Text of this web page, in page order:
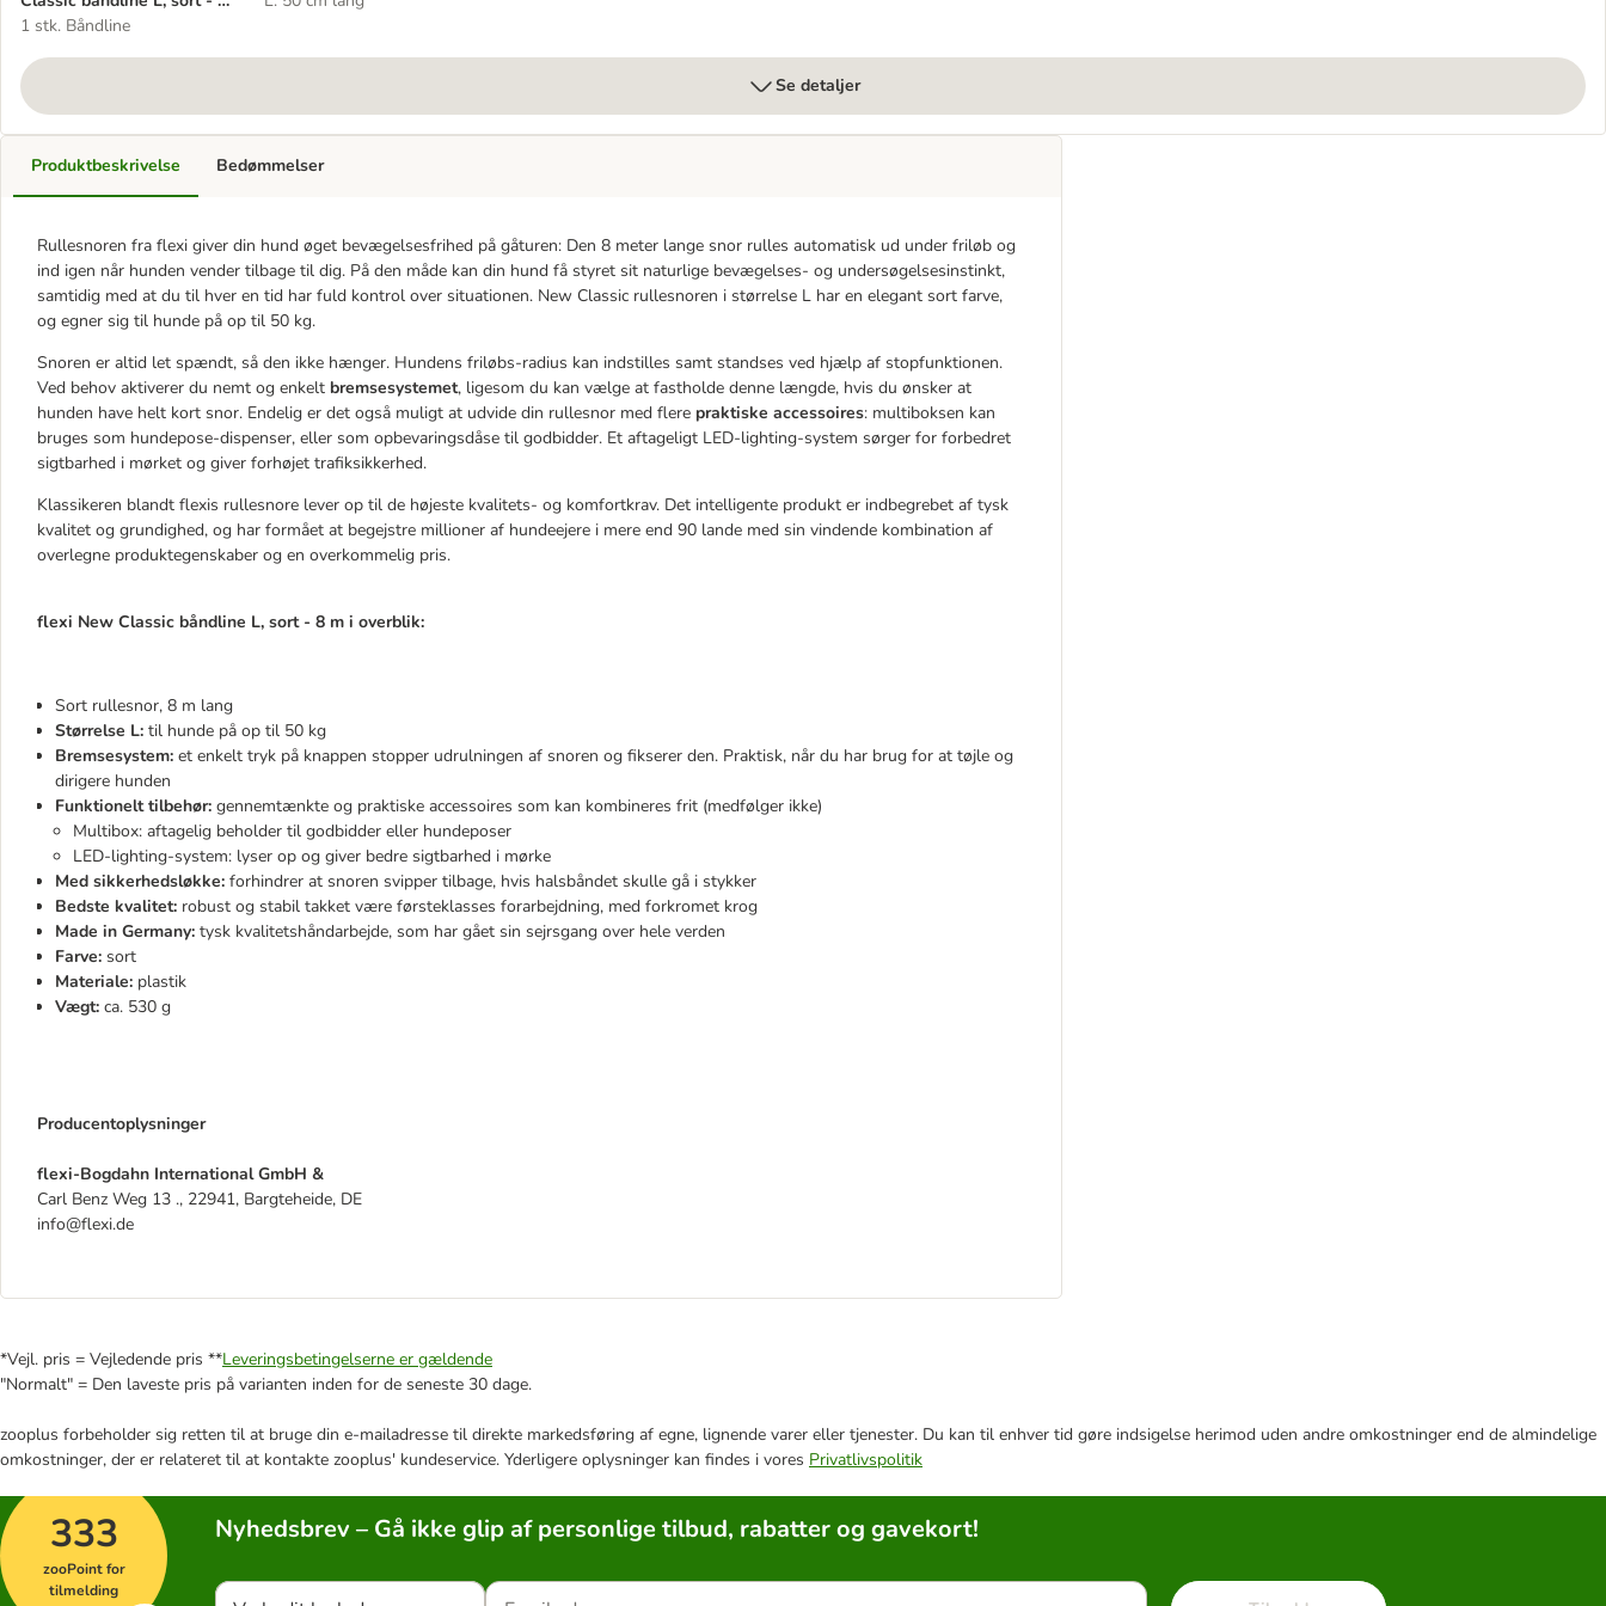
m
1 stk. Båndline
Se detaljer
Produktbeskrivelse
Rullesnoren fra flexi giver din hund øget bevægelsesfrihed på gåturen: Den 8 meter lange snor rulles automatisk ud under friløb og
ind igen når hunden vender tilbage til dig. På den måde kan din hund få styret sit naturlige bevægelses- og undersøgelsesinstinkt,
samtidig med at du til hver en tid har fuld kontrol over situationen. New Classic rullesnoren i størrelse L har en elegant sort farve,
og egner sig til hunde på op til 50 kg.
Snoren er altid let spændt, så den ikke hænger. Hundens friløbs-radius kan indstilles samt standses ved hjælp af stopfunktionen.
Ved behov aktiverer du nemt og enkelt bremsesystemet, ligesom du kan vælge at fastholde denne længde, hvis du ønsker at
hunden have helt kort snor. Endelig er det også muligt at udvide din rullesnor med flere praktiske accessoires: multiboksen kan
bruges som hundepose-dispenser, eller som opbevaringsdåse til godbidder. Et aftageligt LED-lighting-system sørger for forbedret
sigtbarhed i mørket og giver forhøjet trafiksikkerhed.
Klassikeren blandt flexis rullesnore lever op til de højeste kvalitets- og komfortkrav. Det intelligente produkt er indbegrebet af tysk
kvalitet og grundighed, og har formået at begejstre millioner af hundeejere i mere end 90 lande med sin vindende kombination af
overlegne produktegenskaber og en overkommelig pris.
flexi New Classic båndline L, sort - 8 m i overblik:
Sort rullesnor, 8 m lang
Størrelse L: til hunde på op til 50 kg
Bremsesystem: et enkelt tryk på knappen stopper udrulningen af snoren og fikserer den. Praktisk, når du har brug for at tøjle og
dirigere hunden
Funktionelt tilbehør: gennemtænkte og praktiske accessoires som kan kombineres frit (medfølger ikke)
Multibox: aftagelig beholder til godbidder eller hundeposer
LED-lighting-system: lyser op og giver bedre sigtbarhed i mørke
Med sikkerhedsløkke: forhindrer at snoren svipper tilbage, hvis halsbåndet skulle gå i stykker
Bedste kvalitet: robust og stabil takket være førsteklasses forarbejdning, med forkromet krog
Made in Germany: tysk kvalitetshåndarbejde, som har gået sin sejrsgang over hele verden
Farve: sort
Materiale: plastik
Vægt: ca. 530 g
Producentoplysninger
flexi-Bogdahn International GmbH &
Carl Benz Weg 13 ., 22941, Bargteheide, DE
info@flexi.de
Bedømmelser
*Vejl. pris = Vejledende pris **Leveringsbetingelserne er gældende
"Normalt" = Den laveste pris på varianten inden for de seneste 30 dage.
zooplus forbeholder sig retten til at bruge din e-mailadresse til direkte markedsføring af egne, lignende varer eller tjenester. Du kan til enhver tid gøre indsigelse herimod uden andre omkostninger end de almindelige
omkostninger, der er relateret til at kontakte zooplus' kundeservice. Yderligere oplysninger kan findes i vores Privatlivspolitik
333
zooPoint for
tilmelding
Nyhedsbrev – Gå ikke glip af personlige tilbud, rabatter og gavekort!